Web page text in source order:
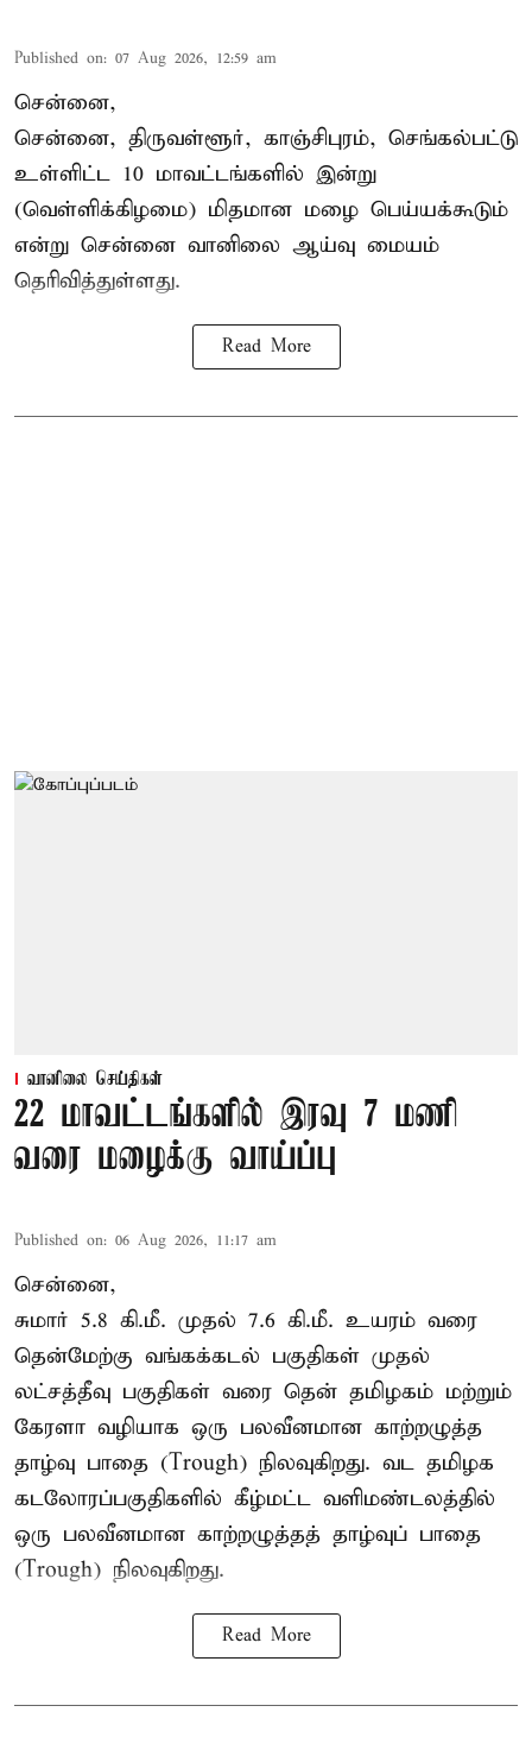
Published on: 07 Aug 2026, 12:59 am
சென்னை,
சென்னை, திருவள்ளூர், காஞ்சிபுரம், செங்கல்பட்டு
உள்ளிட்ட 10 மாவட்டங்களில் இன்று
(வெள்ளிக்கிழமை) மிதமான மழை பெய்யக்கூடும்
என்று சென்னை வானிலை ஆய்வு மையம்
தெரிவித்துள்ளது.
Read More
வானிலை செய்திகள்
22 மாவட்டங்களில் இரவு 7 மணி
வரை மழைக்கு வாய்ப்பு
Published on: 06 Aug 2026, 11:17 am
சென்னை,
சுமார் 5.8 கி.மீ. முதல் 7.6 கி.மீ. உயரம் வரை
தென்மேற்கு வங்கக்கடல் பகுதிகள் முதல்
லட்சத்தீவு பகுதிகள் வரை தென் தமிழகம் மற்றும்
கேரளா வழியாக ஒரு பலவீனமான காற்றழுத்த
தாழ்வு பாதை (Trough) நிலவுகிறது. வட தமிழக
கடலோரப்பகுதிகளில் கீழ்மட்ட வளிமண்டலத்தில்
ஒரு பலவீனமான காற்றழுத்தத் தாழ்வுப் பாதை
(Trough) நிலவுகிறது.
Read More